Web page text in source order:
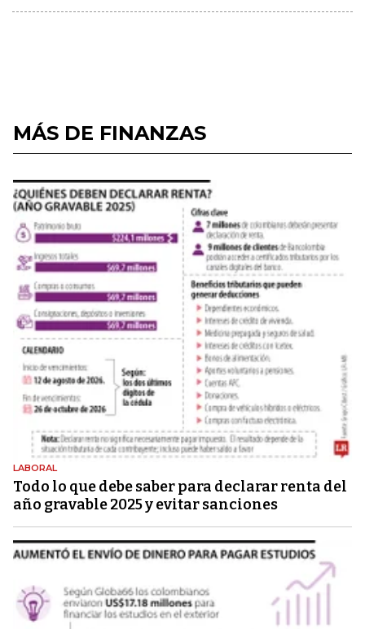
MÁS DE FINANZAS
LABORAL
Todo lo que debe saber para declarar renta del
año gravable 2025 y evitar sanciones